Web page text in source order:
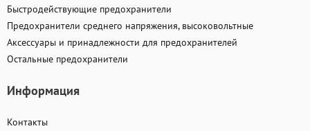
Быстродействующие предохранители
Предохранители среднего напряжения, высоковольтные
Аксессуары и принадлежности для предохранителей
Остальные предохранители
Информация
Контакты